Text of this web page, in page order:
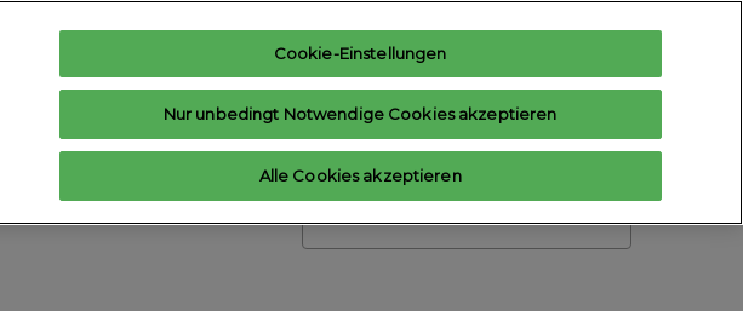
Deutsch Interesse anmelden Aussteller anfragen
Aussteller-Hub
Suche
Cookie-Einstellungen
Nur unbedingt Notwendige Cookies akzeptieren
Alle Cookies akzeptieren